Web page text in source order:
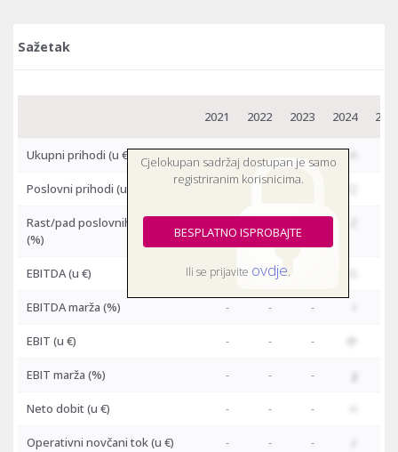
Sažetak
Cjelokupan sadržaj dostupan je samo
registriranim korisnicima.
BESPLATNO ISPROBAJTE
Ili se prijavite ovdje.
2021 2022 2023 2024
Ukupni prihodi (u €) -
Poslovni prihodi (u €)
Rast/pad poslovnih prihoda
(%)
EBITDA(u €) - -
EBITDA marža (%) - - -
EBIT (u €) - - -
EBIT marža (%) - - - g
Neto dobit(u €) - - -
Operativni novčani tok(u €) - - -